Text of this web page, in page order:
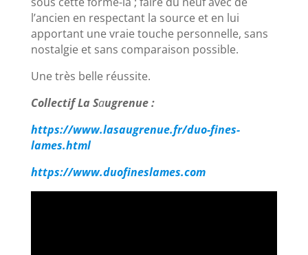
l’ancien en respectant la source et en lui
apportant une vraie touche personnelle, sans
nostalgie et sans comparaison possible.
Une très belle réussite.
Collectif La Saugrenue :
https://www.lasaugrenue.fr/duo-fines-
lames.html
https://www.duofineslames.com